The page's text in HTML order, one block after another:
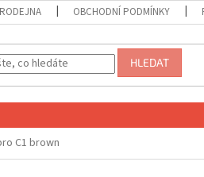
OBCHODNÍ PODMÍNKY
HLEDAT
C1 brown